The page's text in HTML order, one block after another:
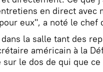
en direct avec
eux", a noté le chef
la salle tant des
américain à la
le dos de qui que